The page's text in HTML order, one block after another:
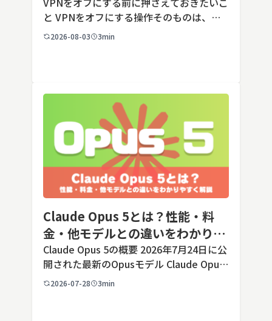
と VPNをオフにする操作そのものは、ど
の端末でも数タップから数クリックで完了
2026-08-03 3min
Claude Opus 5とは？性能・料
金・他モデルとの違いをわかりや
すく解説
Claude Opus 5の概要 2026年7月24日に公
開された最新のOpusモデル Claude Opus
5は、米国のAI企業Anthropic（アンソロピ
2026-07-28 3min